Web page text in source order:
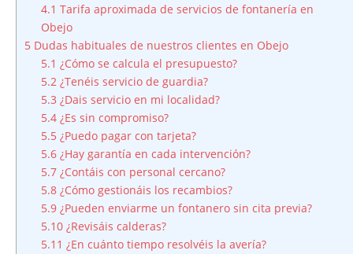
4.1 Tarifa aproximada de servicios de fontanería en
Obejo
5 Dudas habituales de nuestros clientes en Obejo
5.1 ¿Cómo se calcula el presupuesto?
5.2 ¿Tenéis servicio de guardia?
5.3 ¿Dais servicio en mi localidad?
5.4 ¿Es sin compromiso?
5.5 ¿Puedo pagar con tarjeta?
5.6 ¿Hay garantía en cada intervención?
5.7 ¿Contáis con personal cercano?
5.8 ¿Cómo gestionáis los recambios?
5.9 ¿Pueden enviarme un fontanero sin cita previa?
5.10 ¿Revisáis calderas?
5.11 ¿En cuánto tiempo resolvéis la avería?